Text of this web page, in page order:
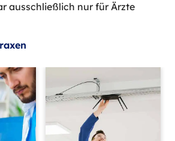
ausschließlich nur für Ärzte